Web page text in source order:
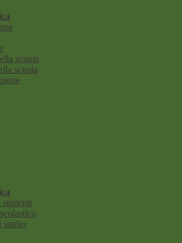
scuola
scuola
studenti
studio